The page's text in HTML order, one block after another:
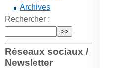
Archives
Rechercher :
Réseaux sociaux /
Newsletter